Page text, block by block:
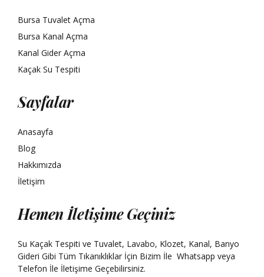
Bursa Tuvalet Açma
Bursa Kanal Açma
Kanal Gider Açma
Kaçak Su Tespiti
Sayfalar
Anasayfa
Blog
Hakkımızda
İletişim
Hemen İletişime Geçiniz
Su Kaçak Tespiti ve Tuvalet, Lavabo, Klozet, Kanal, Banyo
Gideri Gibi Tüm Tıkanıklıklar İçin Bizim İle Whatsapp veya
Telefon İle İletişime Geçebilirsiniz.